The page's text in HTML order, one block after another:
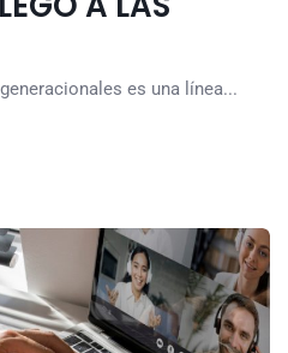
es una línea...